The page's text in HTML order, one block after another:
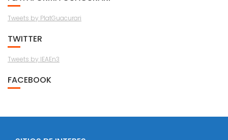
Tweets by PlatGuacurari
TWITTER
Tweets by IEAEn3
FACEBOOK